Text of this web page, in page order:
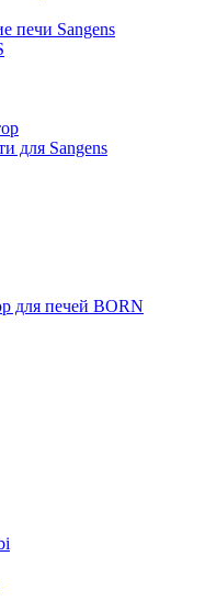
печи Sangens
для Sangens
для печей BORN